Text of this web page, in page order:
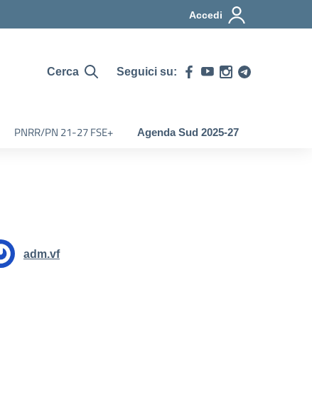
Accedi
Cerca Seguici su:
PNRR/PN 21-27 FSE+ Agenda Sud 2025-27
adm.vf